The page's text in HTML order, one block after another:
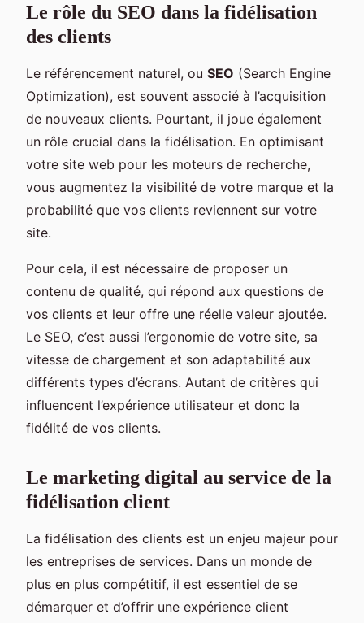
Le rôle du SEO dans la fidélisation
des clients
Le référencement naturel, ou SEO (Search Engine
Optimization), est souvent associé à l’acquisition
de nouveaux clients. Pourtant, il joue également
un rôle crucial dans la fidélisation. En optimisant
votre site web pour les moteurs de recherche,
vous augmentez la visibilité de votre marque et la
probabilité que vos clients reviennent sur votre
site.
Pour cela, il est nécessaire de proposer un
contenu de qualité, qui répond aux questions de
vos clients et leur offre une réelle valeur ajoutée.
Le SEO, c’est aussi l’ergonomie de votre site, sa
vitesse de chargement et son adaptabilité aux
différents types d’écrans. Autant de critères qui
influencent l’expérience utilisateur et donc la
fidélité de vos clients.
Le marketing digital au service de la
fidélisation client
La fidélisation des clients est un enjeu majeur pour
les entreprises de services. Dans un monde de
plus en plus compétitif, il est essentiel de se
démarquer et d’offrir une expérience client